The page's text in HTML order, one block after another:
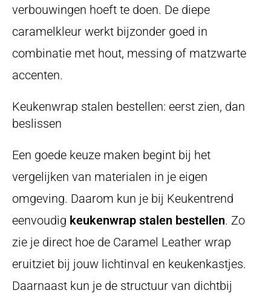
verbouwingen hoeft te doen. De diepe
caramelkleur werkt bijzonder goed in
combinatie met hout, messing of matzwarte
accenten.
Keukenwrap stalen bestellen: eerst zien, dan
beslissen
Een goede keuze maken begint bij het
vergelijken van materialen in je eigen
omgeving. Daarom kun je bij Keukentrend
eenvoudig keukenwrap stalen bestellen. Zo
zie je direct hoe de Caramel Leather wrap
eruitziet bij jouw lichtinval en keukenkastjes.
Daarnaast kun je de structuur van dichtbij